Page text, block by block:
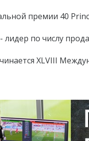
премии 40
лидер по числу
XLVIII